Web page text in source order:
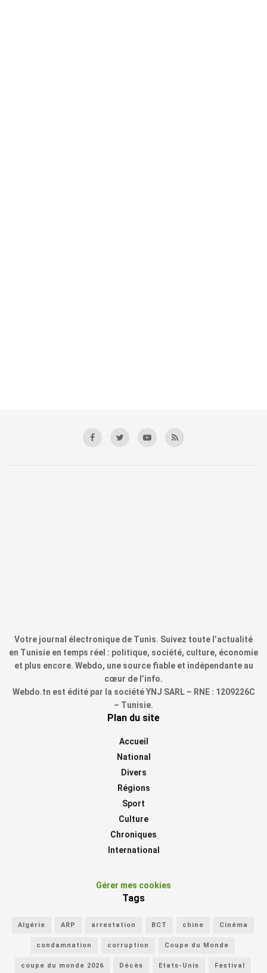
Votre journal électronique de Tunis. Suivez toute l’actualité
en Tunisie en temps réel : politique, société, culture, économie
et plus encore. Webdo, une source fiable et indépendante au
cœur de l’info.
Webdo.tn est édité par la société YNJ SARL – RNE : 1209226C
– Tunisie.
Plan du site
Accueil
National
Divers
Régions
Sport
Culture
Chroniques
International
Gérer mes cookies
Tags
Algérie ARP arrestation BCT chine Cinéma
condamnation corruption Coupe du Monde
coupe du monde 2026 Décès Etats-Unis Festival